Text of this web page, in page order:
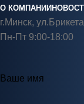
О КОМПАНИИ
г.Минск,
Пн-Пт 9:00-18:00
Ваше имя